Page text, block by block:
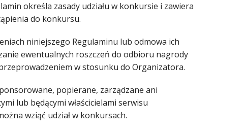
określa zasady udziału w konkursie i zawiera
do konkursu.
niniejszego Regulaminu lub odmowa ich
ewentualnych roszczeń do odbioru nagrody
w stosunku do Organizatora.
popierane, zarządzane ani
lub będącymi właścicielami serwisu
wziąć udział w konkursach.